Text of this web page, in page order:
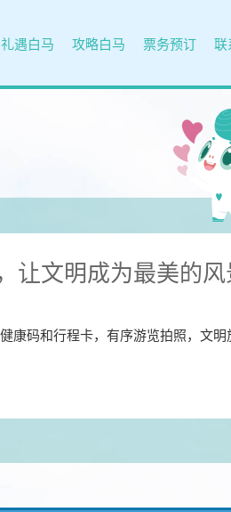
礼遇白马 攻略白马 票务预订 联
让文明成为最美的风
康码和行程卡，有序游览拍照，文明